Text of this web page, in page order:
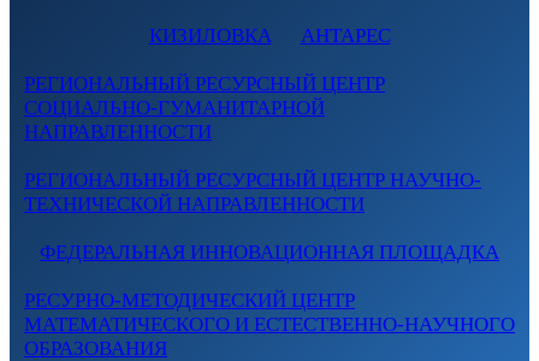
КИЗИЛОВКА АНТАРЕС
РЕГИОНАЛЬНЫЙ РЕСУРСНЫЙ ЦЕНТР
СОЦИАЛЬНО-ГУМАНИТАРНОЙ
НАПРАВЛЕННОСТИ
РЕГИОНАЛЬНЫЙ РЕСУРСНЫЙ ЦЕНТР НАУЧНО-
ТЕХНИЧЕСКОЙ НАПРАВЛЕННОСТИ
ФЕДЕРАЛЬНАЯ ИННОВАЦИОННАЯ ПЛОЩАДКА
РЕСУРНО-МЕТОДИЧЕСКИЙ ЦЕНТР
МАТЕМАТИЧЕСКОГО И ЕСТЕСТВЕННО-НАУЧНОГО
ОБРАЗОВАНИЯ